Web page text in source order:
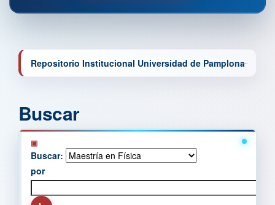
Repositorio Institucional Universidad de Pamplona
Buscar
Buscar:
por